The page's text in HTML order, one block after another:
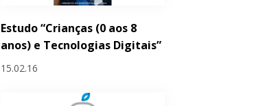
Estudo “Crianças (0 aos 8
anos) e Tecnologias Digitais”
15.02.16